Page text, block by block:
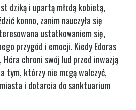
dziką i upartą młodą kobietą,
konno, zanim nauczyła się
ustatkowaniem się,
przygód i emocji. Kiedy Edoras
chroni swój lud przed inwazją
tym, którzy nie mogą walczyć,
i dotarcia do sanktuarium